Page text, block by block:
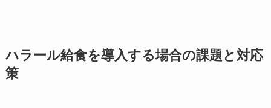
ハラール給食を導入する場合の課題と対応
策